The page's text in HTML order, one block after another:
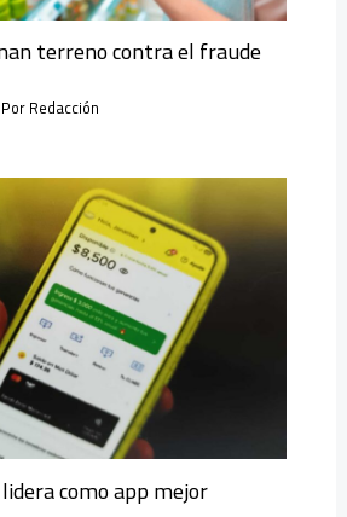
terreno contra el fraude
PorRedacción
como app mejor